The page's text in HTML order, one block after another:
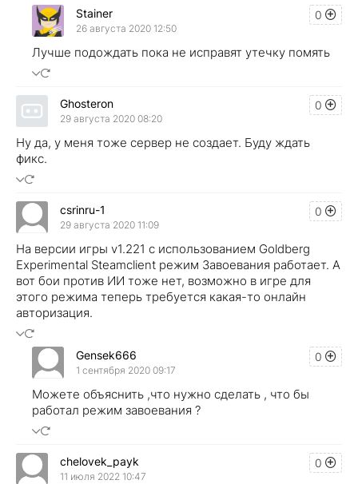
0
Stainer
26 августа 2020 12:50
Лучше подождать пока не исправят утечку помять
0
Ghosteron
29 августа 2020 08:20
Ну да, у меня тоже сервер не создает. Буду ждать
фикс.
0
csrinru-1
29 августа 2020 11:09
На версии игры v1.221 с использованием Goldberg
Experimental Steamclient режим Завоевания работает. А
вот бои против ИИ тоже нет, возможно в игре для
этого режима теперь требуется какая-то онлайн
авторизация.
0
Gensek666
1 сентября 2020 09:17
Можете объяснить ,что нужно сделать , что бы
работал режим завоевания ?
0
chelovek_payk
11 июля 2022 10:47